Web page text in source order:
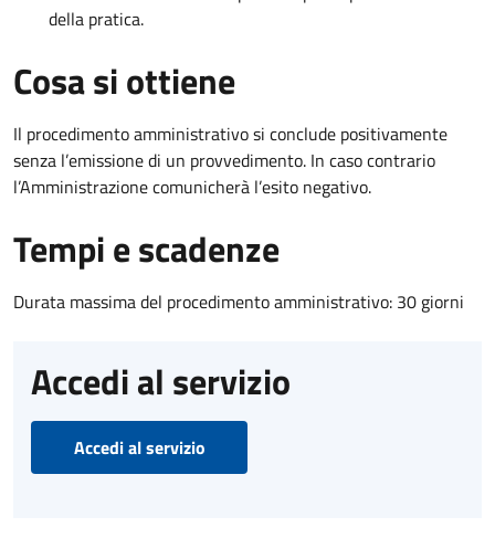
della pratica.
Cosa si ottiene
Il procedimento amministrativo si conclude positivamente
senza l’emissione di un provvedimento. In caso contrario
l’Amministrazione comunicherà l’esito negativo.
Tempi e scadenze
Durata massima del procedimento amministrativo: 30 giorni
Accedi al servizio
Accedi al servizio